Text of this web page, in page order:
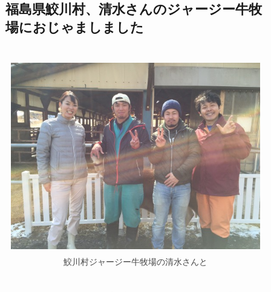
福島県鮫川村、清水さんのジャージー牛牧
場におじゃましました
鮫川村ジャージー牛牧場の清水さんと